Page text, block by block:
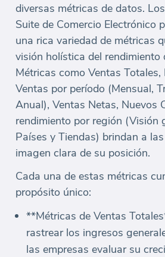
diversas métricas de datos.
Suite de Comercio Electrónico
una rica variedad de métricas
visión holística del rendimiento
Métricas como Ventas Totales,
Ventas por período (Mensual,
Anual), Ventas Netas, Nuevos
rendimiento por región (Visión
Países y Tiendas) brindan a
imagen clara de su posición.
Cada una de estas métricas
propósito único:
**Métricas de Ventas
rastrear los ingresos
las empresas evaluar su